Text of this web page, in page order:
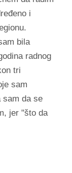
i
bila
radnog
tri
sam
sam da se
jer "što da